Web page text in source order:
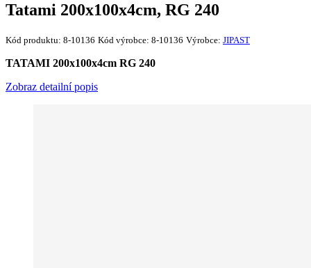
Tatami 200x100x4cm, RG 240
Kód produktu: 8-10136 Kód výrobce: 8-10136 Výrobce: JIPAST
TATAMI 200x100x4cm RG 240
Zobraz detailní popis